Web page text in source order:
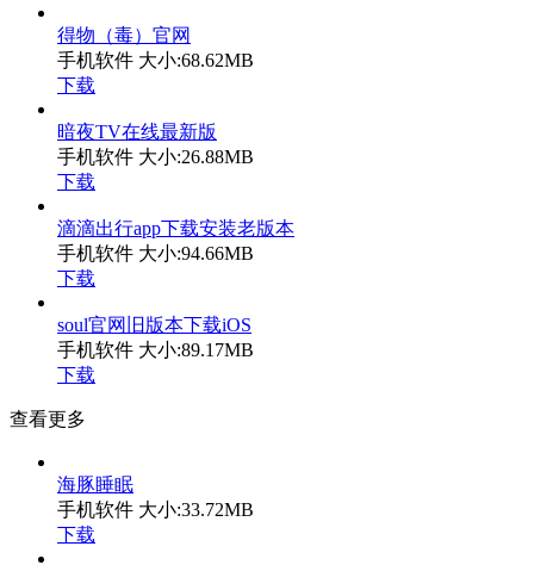
得物（毒）官网
手机软件 大小:68.62MB
下载
暗夜TV在线最新版
手机软件 大小:26.88MB
下载
滴滴出行app下载安装老版本
手机软件 大小:94.66MB
下载
soul官网旧版本下载iOS
手机软件 大小:89.17MB
下载
查看更多
海豚睡眠
手机软件 大小:33.72MB
下载